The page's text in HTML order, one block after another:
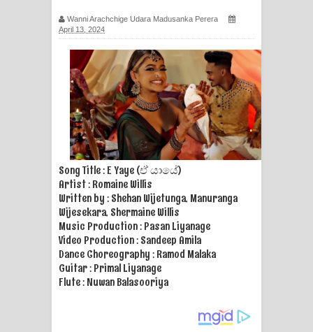
සිහියෙන් ගීතයේ පද පෙළ
ගීතයේ පද පෙළ
Pa Sina Song Lyrics - පෑ සිනා ගීතයේ
පද පෙළ
Pemwanthiye Song Lyrics -
පෙම්වන්තියේ ගීතයේ පද පෙළ
Manobhawa Song Lyrics - මනෝභව
ගීතයේ පද පෙළ
Akahe Indala Song Lyrics - ආකාහේ
Wanni Arachchige Udara Madusanka Perera
April 13, 2024
Song Title : E Yaye (ඒ යායේ)
Artist : Romaine Willis
Written by : Shehan Wijetunga, Manuranga
Wijesekara, Shermaine Willis
Music Production : Pasan Liyanage
Video Production : Sandeep Amila
Dance Choreography : Ramod Malaka
Guitar : Primal Liyanage
Flute : Nuwan Balasooriya